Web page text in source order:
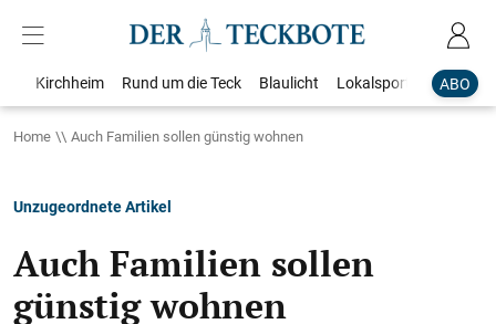
ABO
Kirchheim Rund um die Teck Blaulicht Lokalsport
Home Auch Familien sollen günstig wohnen
Unzugeordnete Artikel
Auch Familien sollen
günstig wohnen